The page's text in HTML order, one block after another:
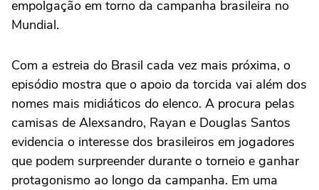
empolgação em torno da campanha brasileira no
Mundial.
Com a estreia do Brasil cada vez mais próxima, o
episódio mostra que o apoio da torcida vai além dos
nomes mais midiáticos do elenco. A procura pelas
camisas de Alexsandro, Rayan e Douglas Santos
evidencia o interesse dos brasileiros em jogadores
que podem surpreender durante o torneio e ganhar
protagonismo ao longo da campanha. Em uma